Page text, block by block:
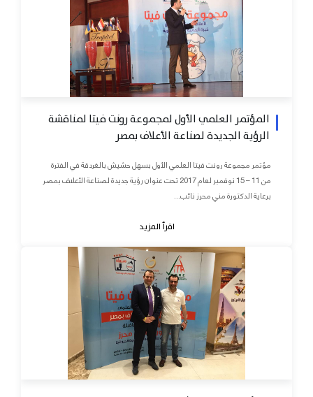
المؤتمر العلمي الأول لمجموعة رونت فيتا لمناقشة
الرؤية الجديدة لصناعة الأعلاف بمصر
مؤتمر مجموعة رونت فيتا العلمي الأول بسهل حشيش بالغردقة في الفترة
من 11 – 15 نوفمبر لعام 2017 تحت عنوان رؤية جديدة لصناعة الأعلاف بمصر
برعاية الدكتورة مني محرز نائب...
اقرأ المزيد